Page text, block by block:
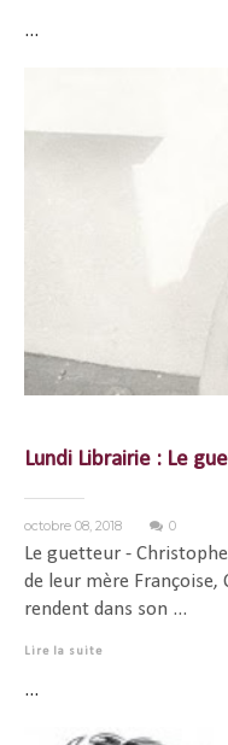
...
Lundi Librairie : Le
octobre 08, 2018 0
Le guetteur -
de leur mère
rendent dans son ...
Lire la suite
...